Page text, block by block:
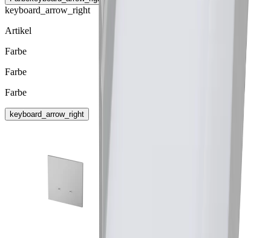
keyboard_arrow_right
Artikel
Farbe
Farbe
Farbe
keyboard_arrow_right